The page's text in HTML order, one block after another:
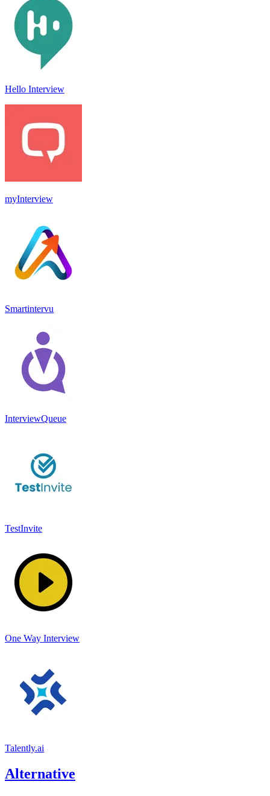
Hello Interview
myInterview
Smartintervu
InterviewQueue
TestInvite
One Way Interview
Talently.ai
Alternative